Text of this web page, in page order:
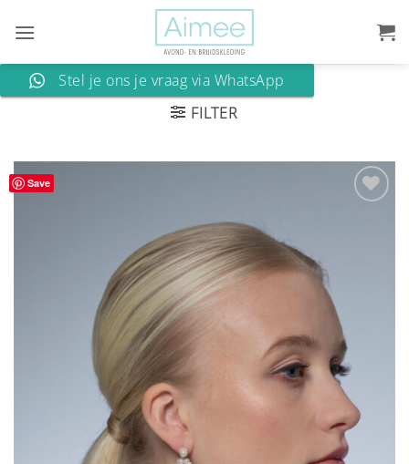
naar
Stel je ons je vraag via WhatsApp
FILTER
Save